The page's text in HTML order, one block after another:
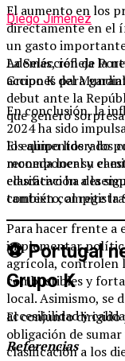
El aumento en los
directamente en el
un gasto
Además, refleja la
acciones para
En conclusión, la
2024 ha sido
los alimentos y los
moneda local y el
educativo ha
contexto, al
Para hacer frente a
implementar
agrícola, controlen
combustibles y
local. Asimismo, se
accesibilidad y
Referencias
Diego Jiménez
La Selección de
Grupo K del
debut ante la
que generó
El equipo liderado
recomponer su
clasificación a la
también compite la
⚽ Portugal
Grupo K
El conjunto
obligación de
clasificación a los